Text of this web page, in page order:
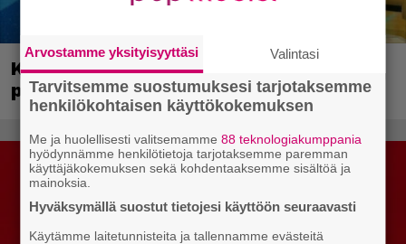
Kerron nyt, miksi Super Mario Galaxy on
paras ja tärkein Mario-peli
Arvostamme yksityisyyttäsi Valintasi
Tarvitsemme suostumuksesi tarjotaksemme
henkilökohtaisen käyttökokemuksen
Me ja huolellisesti valitsemamme88 teknologiakumppania
hyödynnämme henkilötietoja tarjotaksemme paremman
käyttäjäkokemuksen sekä kohdentaaksemme sisältöä ja
mainoksia.
Hyväksymällä suostut tietojesi käyttöön seuraavasti
Käytämme laitetunnisteita ja tallennamme evästeitä